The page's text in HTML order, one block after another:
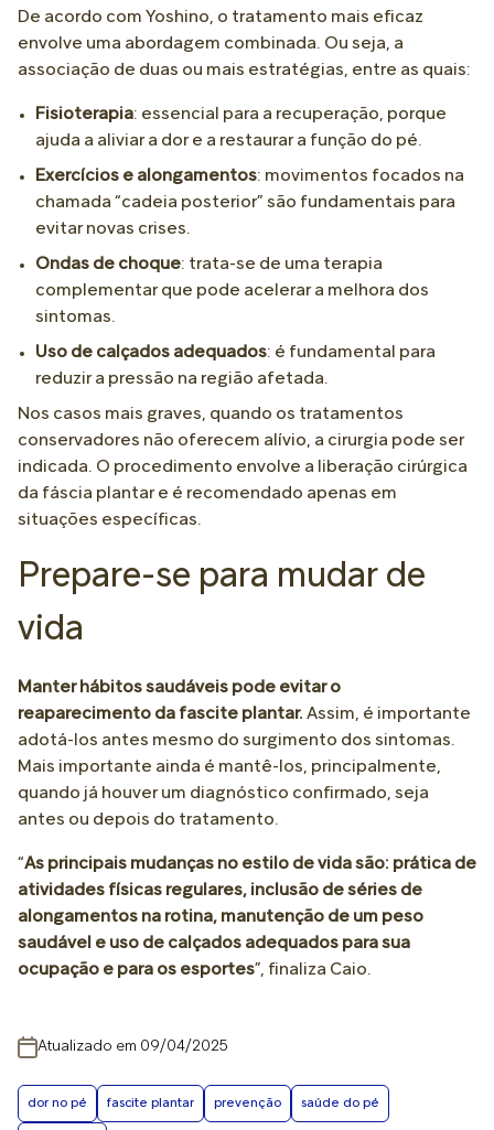
De acordo com Yoshino, o tratamento mais eficaz
envolve uma abordagem combinada. Ou seja, a
associação de duas ou mais estratégias, entre as quais:
Fisioterapia: essencial para a recuperação, porque
ajuda a aliviar a dor e a restaurar a função do pé.
Exercícios e alongamentos: movimentos focados na
chamada “cadeia posterior” são fundamentais para
evitar novas crises.
Ondas de choque: trata-se de uma terapia
complementar que pode acelerar a melhora dos
sintomas.
Uso de calçados adequados: é fundamental para
reduzir a pressão na região afetada.
Nos casos mais graves, quando os tratamentos
conservadores não oferecem alívio, a cirurgia pode ser
indicada. O procedimento envolve a liberação cirúrgica
da fáscia plantar e é recomendado apenas em
situações específicas.
Prepare-se para mudar de
vida
Manter hábitos saudáveis ​​pode evitar o
reaparecimento da fascite plantar. Assim, é importante
adotá-los antes mesmo do surgimento dos sintomas.
Mais importante ainda é mantê-los, principalmente,
quando já houver um diagnóstico confirmado, seja
antes ou depois do tratamento.
“As principais mudanças no estilo de vida são: prática de
atividades físicas regulares, inclusão de séries de
alongamentos na rotina, manutenção de um peso
saudável e uso de calçados adequados para sua
ocupação e para os esportes”, finaliza Caio.
Atualizado em 09/04/2025
dor no pé fascite plantar prevenção saúde do pé